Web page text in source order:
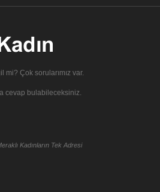
mi? Çok sorularımız var.
cevap bulabileceksiniz.
Kadınların Tek Adresi